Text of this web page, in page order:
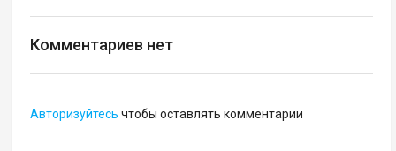
Комментариев нет
Авторизуйтесь чтобы оставлять комментарии